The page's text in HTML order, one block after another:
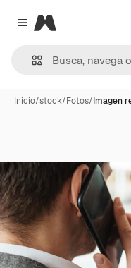
Close menu
Magnific
Inicio/stock/Fotos/Imagen